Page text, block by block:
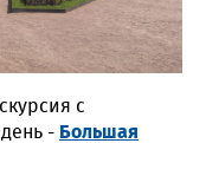
с
- Большая